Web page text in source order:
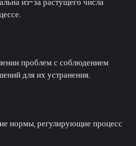
проблем с соблюдением
для их устранения.
нормы, регулирующие процесс